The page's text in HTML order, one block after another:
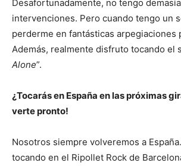
Desafortunadamente, no tengo
intervenciones. Pero cuando tengo un
perderme en fantásticas arpegiaciones
Además, realmente disfruto tocando el
Alone”.
¿Tocarás en España en las próximas
verte pronto!
Nosotros siempre volveremos a
tocando en el Ripollet Rock de